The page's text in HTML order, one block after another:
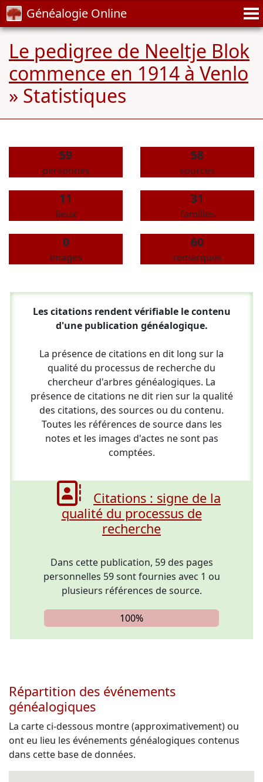
Généalogie Online
Le pedigree de Neeltje Blok
commence en 1914 à Venlo
» Statistiques
59
personnes
58
sources
11
lieux
31
familles
0
images
60
remarques
Les citations rendent vérifiable le contenu
d'une publication généalogique.
La présence de citations en dit long sur la
qualité du processus de recherche du
chercheur d'arbres généalogiques. La
présence de citations ne dit rien sur la qualité
des citations, des sources ou du contenu.
Toutes les références de source dans les
notes et les images d'actes ne sont pas
comptées.
Citations : signe de la
qualité du processus de
recherche
Dans cette publication, 59 des pages
personnelles 59 sont fournies avec 1 ou
plusieurs références de source.
100%
Répartition des événements
généalogiques
La carte ci-dessous montre (approximativement) ou
ont eu lieu les événements généalogiques contenus
dans cette base de données.